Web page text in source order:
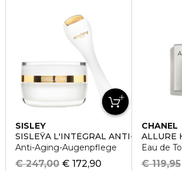
SISLEY
SISLEŸA L'INTÉGRAL ANTI-ÂGE
Anti-Aging-Augenpflege
€ 172,90
€ 247,00
CHANEL
ALLURE
Eau de
€ 119,95